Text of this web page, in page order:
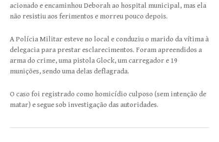
acionado e encaminhou Deborah ao hospital municipal, mas ela
não resistiu aos ferimentos e morreu pouco depois.
A Polícia Militar esteve no local e conduziu o marido da vítima à
delegacia para prestar esclarecimentos. Foram apreendidos a
arma do crime, uma pistola Glock, um carregador e 19
munições, sendo uma delas deflagrada.
O caso foi registrado como homicídio culposo (sem intenção de
matar) e segue sob investigação das autoridades.